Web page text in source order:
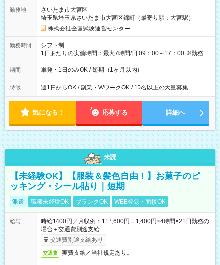
例】 ・河合塾模擬試験 8:30～17:30（休憩1時間） 時給1,300円
×8時間＝日収10,400円＋交通費 ※当日の役割により時給＋100
円の場合あり ・国家試験 7:00～13:30（休憩なし） 時給1,300
円（役割手当＋100円）×6時間＝日収8,400円＋交通費 【試用期
間】試用期間なし
勤務地
さいたま市大宮区
埼玉県埼玉県さいたま市大宮区錦町（最寄り駅：大宮駅）
株式会社全国試験運営センター
勤務時間
シフト制
1日あたりの実働時間：最大7時間/日 09：00～17：00 ※勤務時
間は 試験により異なります。
期間 単発・1日のみOK / 短期（1ヶ月以内）
特徴 週1日からOK / 副業・WワークOK / 10名以上の大量募集
気になる！ 応募する 詳細へ
未読
【未経験OK】【服装＆髪色自由！】お菓子のピ
ッキング・シール貼り｜短期
派遣 職種未経験OK ブランクOK WEB登録・面接OK
給与
時給1400円／月収例：117,600円＝1,400円×4時間×21日勤務の
場合＋交通費別途支給
交通費別途支給あり
交通費 実費支給／当社規定あり。